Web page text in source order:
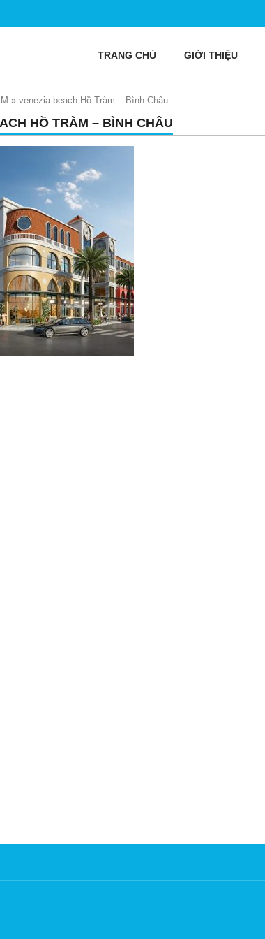
TRANG CHỦ GIỚI THIỆU
» venezia beach Hồ Tràm – Bình Châu
HỒ TRÀM – BÌNH CHÂU